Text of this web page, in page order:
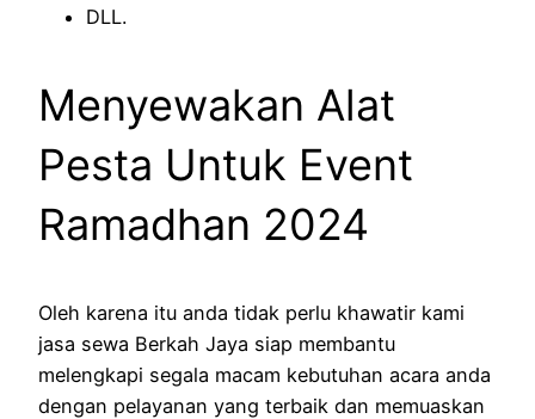
DLL.
Menyewakan Alat
Pesta Untuk Event
Ramadhan 2024
Oleh karena itu anda tidak perlu khawatir kami
jasa sewa Berkah Jaya siap membantu
melengkapi segala macam kebutuhan acara anda
dengan pelayanan yang terbaik dan memuaskan